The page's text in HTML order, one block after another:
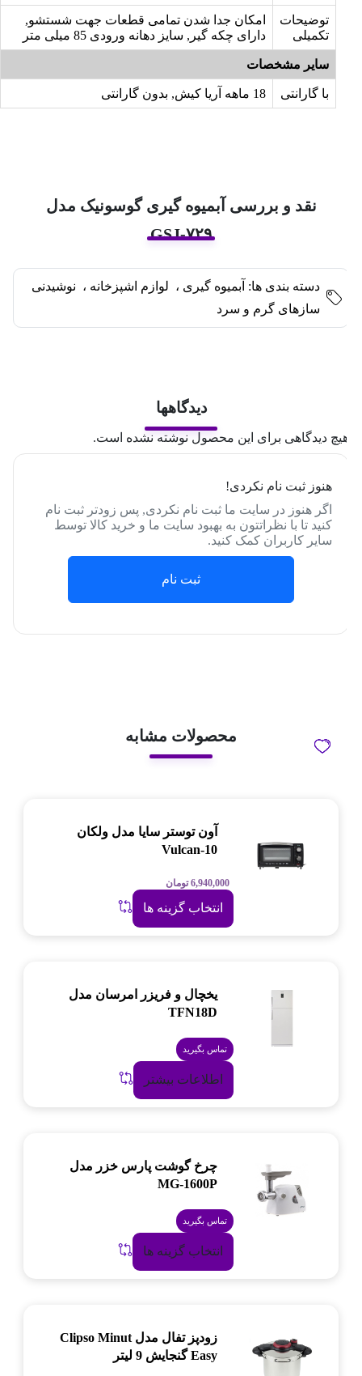
توضیحات
تکمیلی
امکان جدا شدن تمامی قطعات جهت شستشو,
دارای چکه گیر, سایز دهانه ورودی 85 میلی متر
سایر مشخصات
با گارانتی
نقد و بررسی آبمیوه گیری گوسونیک مدل
GSJ-۷۲۹
دسته بندی ها: آبمیوه گیری ، لوازم اشپزخانه ، نوشیدنی
سازهای گرم و سرد
دیدگاهها
دیدگاهی برای این محصول نوشته نشده است.
هنوز ثبت نام نکردی!
اگر هنوز در سایت ما ثبت نام نکردی, پس زودتر ثبت نام
کنید تا با نظراتتون به بهبود سایت ما و خرید کالا توسط
سایر کاربران کمک کنید.
ثبت نام
محصولات مشابه
آون توستر سایا مدل ولکان
Vulcan-10
6,940,000 تومان
انتخاب گزینه ها
یخچال و فریزر امرسان مدل
TFN18D
تماس بگیرید
اطلاعات بیشتر
چرخ گوشت پارس خزر مدل
MG-1600P
تماس بگیرید
انتخاب گزینه ها
زودپز تفال مدل Clipso Minut
Easy گنجایش 9 لیتر